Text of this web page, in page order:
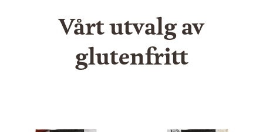
Vårt utvalg av
glutenfritt